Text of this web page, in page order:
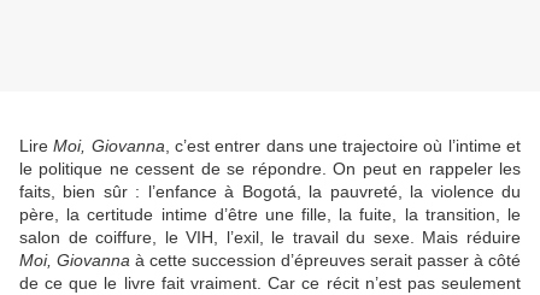
LireMoi, Giovanna , c’est entrer dans une trajectoire où l’intime et
le politique ne cessent de se répondre. On peut en rappeler les
faits, bien sûr : l’enfance à Bogotá, la pauvreté, la violence du
père, la certitude intime d’être une fille, la fuite, la transition, le
salon de coiffure, le VIH, l’exil, le travail du sexe. Mais réduire
Moi, Giovanna à cette succession d’épreuves serait passer à côté
de ce que le livre fait vraiment. Car ce récit n’est pas seulement